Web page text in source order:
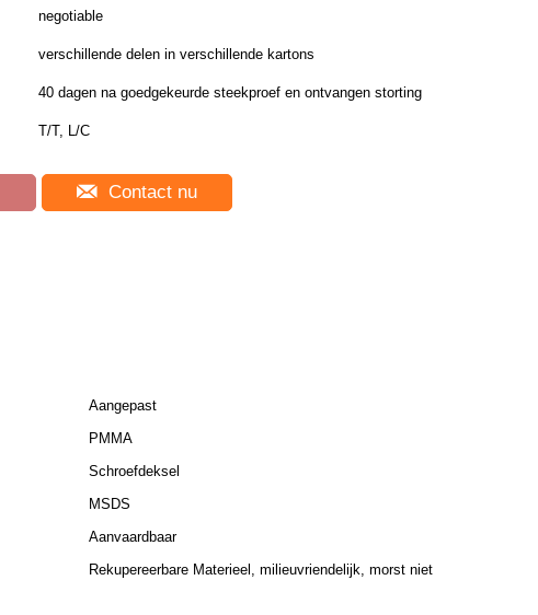
negotiable
verschillende delen in verschillende kartons
40 dagen na goedgekeurde steekproef en ontvangen storting
T/T, L/C
Contact nu
Aangepast
PMMA
Schroefdeksel
MSDS
Aanvaardbaar
Rekupereerbare Materieel, milieuvriendelijk, morst niet